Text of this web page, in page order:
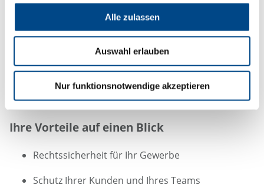
Alle zulassen
Auswahl erlauben
Nur funktionsnotwendige akzeptieren
Fachgerechte Hygieneüberprüfung gemäß
aktuellen gesetzlichen Vorgaben
Ausstellung des Unbedenklichkeitsnachweises
Nachvollziehbare Dokumentation für Behörden
Rasche und unkomplizierte Abwicklung
Ihre Vorteile auf einen Blick
Rechtssicherheit für Ihr Gewerbe
Schutz Ihrer Kunden und Ihres Teams